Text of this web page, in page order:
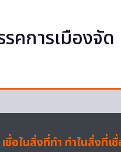
คการเมืองจัด
ชื่อในสิ่งที่ทำ ทำในสิ่งที่เ